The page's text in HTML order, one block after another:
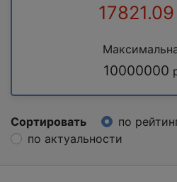
17821.09
10000000
Сортировать по
по актуальности